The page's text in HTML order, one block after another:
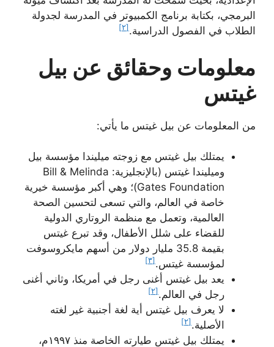
البرمجي، بكتابة برنامج الكمبيوتر في المدرسة لجدولة
الطلاب في الفصول الدراسية. [٢]
معلومات وحقائق عن بيل
غيتس
من المعلومات عن بيل غيتس ما يأتي:
يمتلك بيل غيتس مع زوجته ميليندا مؤسسة بيل
وميليندا غيتس (بالإنجليزية: Bill & Melinda
Gates Foundation)؛ وهي أكبر مؤسسة خيرية
خاصة في العالم، والتي تسعى لتحسين الصحة
العالمية، وتعمل مع منظمة الروتاري الدولية
للقضاء على شلل الأطفال، وقد تبرع غيتس
بقيمة 35.8 مليار دولار من أسهم مايكروسوفت
لمؤسسة غيتس. [٣]
يعد بيل غيتس أغنى رجل في أمريكا، وثاني أغنى
رجل في العالم. [٢]
لا يعرف بيل غيتس أية لغة أجنبية غير لغته
الأصلية. [٢]
يمتلك بيل غيتس طيارته الخاصة منذ ١٩٩٧م،